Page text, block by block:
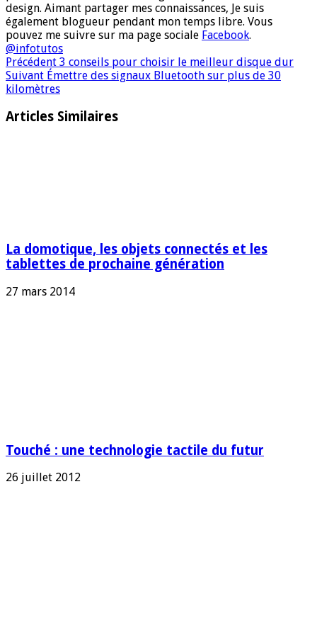
design. Aimant partager mes connaissances, Je suis
également blogueur pendant mon temps libre. Vous
pouvez me suivre sur ma page sociale Facebook.
@infotutos
Précédent 3 conseils pour choisir le meilleur disque dur
Suivant Émettre des signaux Bluetooth sur plus de 30
kilomètres
Articles Similaires
La domotique, les objets connectés et les
tablettes de prochaine génération
27 mars 2014
Touché : une technologie tactile du futur
26 juillet 2012